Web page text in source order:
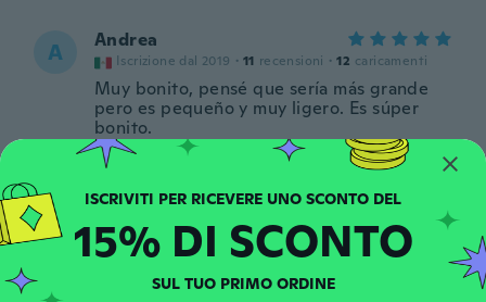
A Andrea
Iscrizione dal 2019 · 11 recensioni · 12 caricamenti
Muy bonito, pensé que sería más grande
pero es pequeño y muy ligero. Es súper
bonito.
circa 5 anni fa
M Mariana
Iscrizione dal 2018 · 9 recensioni 7 caricamenti
muito lindos mas a tampinha do pote abre
15% DI SCONTO
SUL TUO PRIMO ORDINE